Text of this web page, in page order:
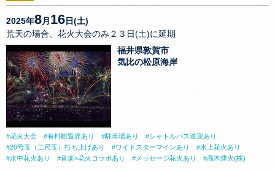
2025年8月 16日(土)
荒天の場合、花火大会のみ２３日(土)に延期
福井県敦賀市
気比の松原海岸
花火大会 有料観覧席あり 駐車場あり
シャトルバス送迎あり
20号玉（二尺玉）打ち上げあり
ワイドスターマインあり
水上花火あり
水中花火あり
音楽×花火コラボあり メッセージ花火あり 高木煙火(株)